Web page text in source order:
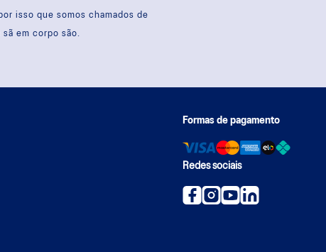
isso que somos chamados de
em corpo são.
Formas de pagamento
Redes sociais